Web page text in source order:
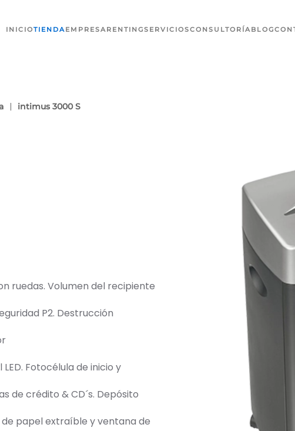
INICIOTIENDA EMPRESA RENTINGSERVICIOSCONSULTORÍA BLOG
intimus 3000 S
ruedas. Volumen del recipiente
P2. Destrucción
Fotocélula de inicio y
de crédito & CD´s. Depósito
papel extraíble y ventana de